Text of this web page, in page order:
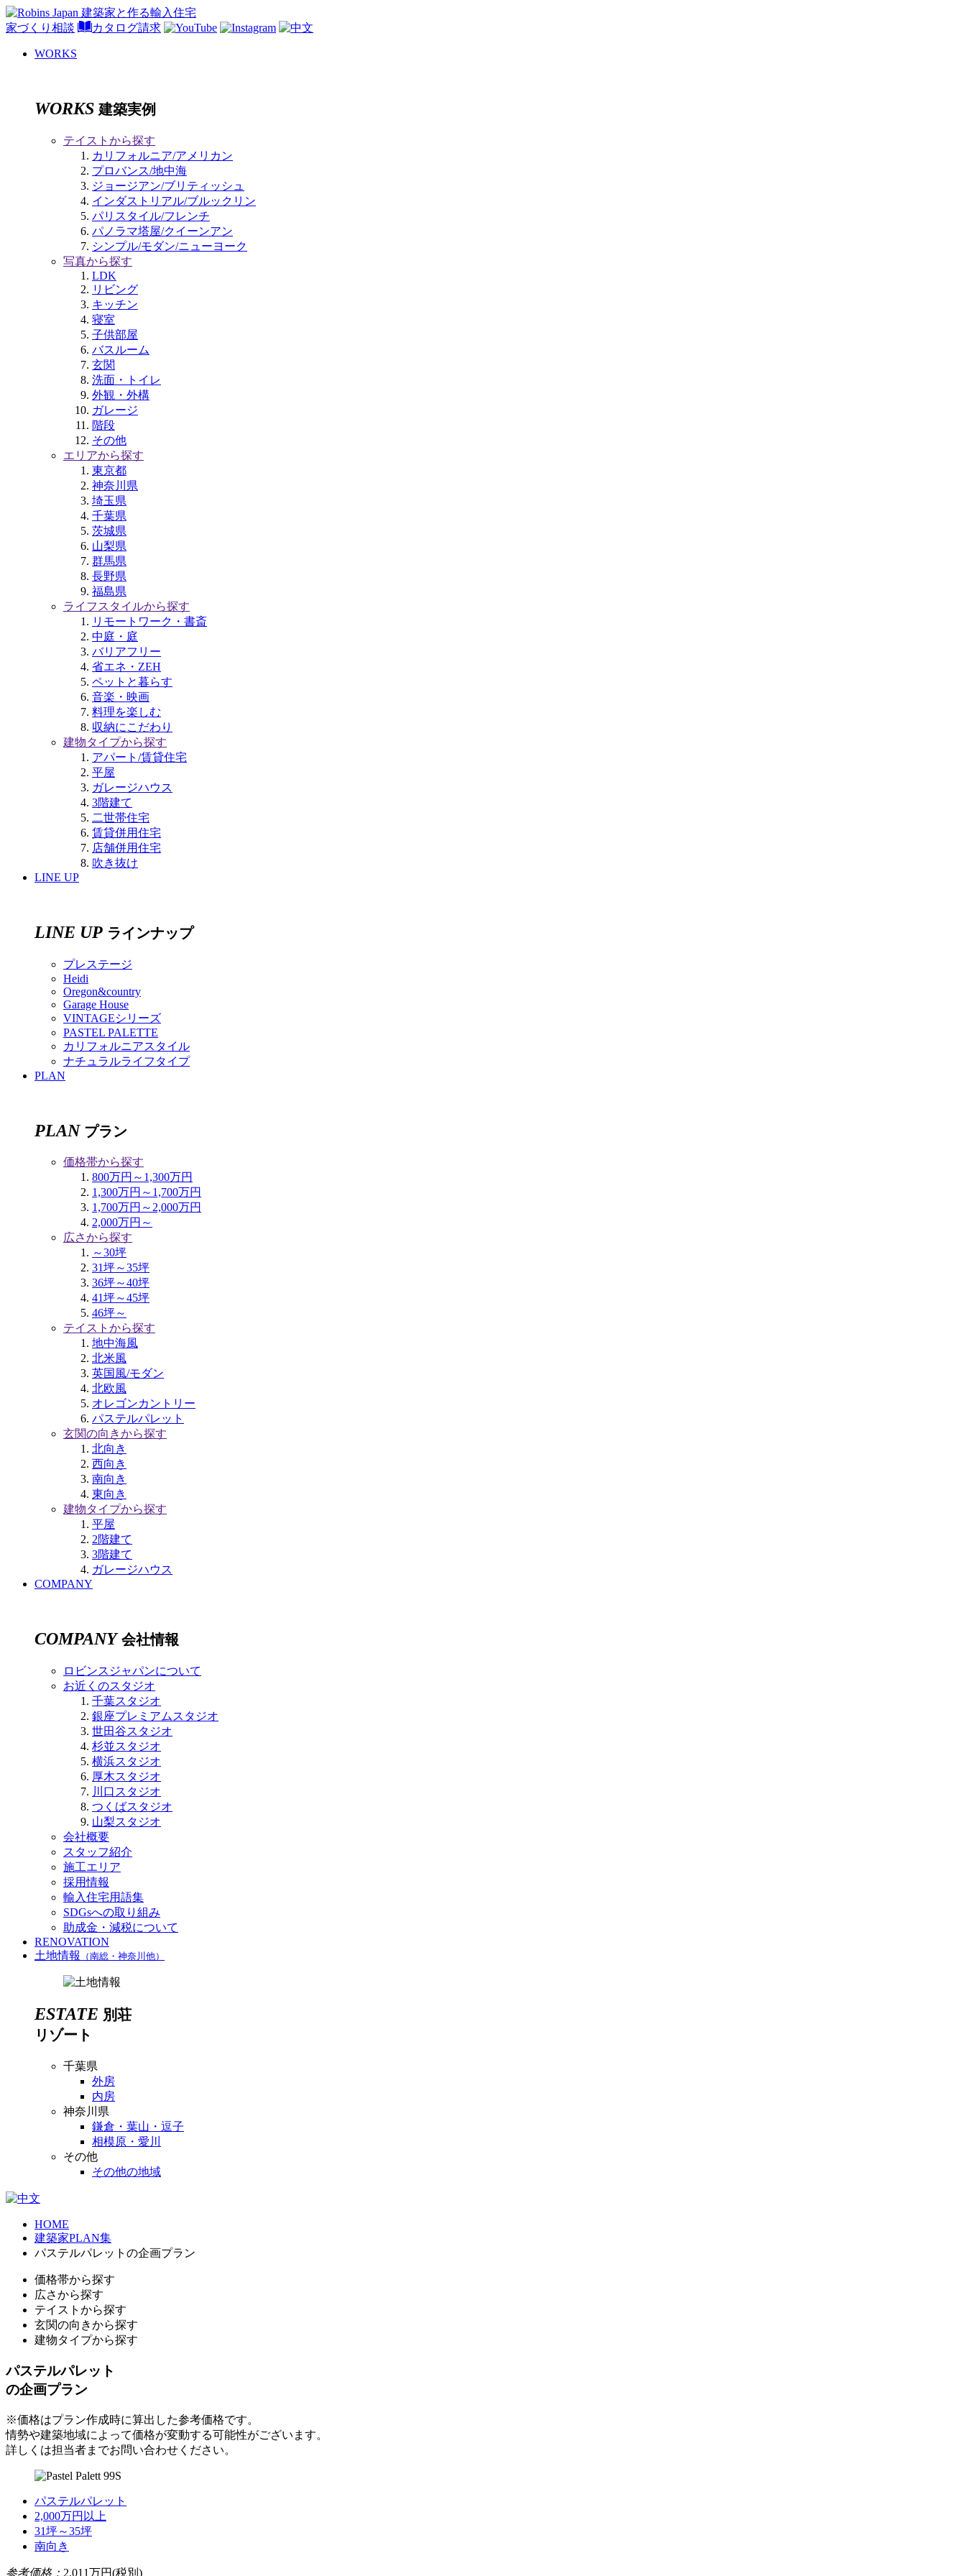
家づくり相談 カタログ請求
WORKS
WORKS 建築実例
テイストから探す
カリフォルニア/アメリカン
プロバンス/地中海
ジョージアン/ブリティッシュ
インダストリアル/ブルックリン
パリスタイル/フレンチ
パノラマ塔屋/クイーンアン
シンプル/モダン/ニューヨーク
写真から探す
LDK
リビング
キッチン
寝室
子供部屋
バスルーム
玄関
洗面・トイレ
外観・外構
ガレージ
階段
その他
エリアから探す
東京都
神奈川県
埼玉県
千葉県
茨城県
山梨県
群馬県
長野県
福島県
ライフスタイルから探す
リモートワーク・書斎
中庭・庭
バリアフリー
省エネ・ZEH
ペットと暮らす
音楽・映画
料理を楽しむ
収納にこだわり
建物タイプから探す
アパート/賃貸住宅
平屋
ガレージハウス
3階建て
二世帯住宅
賃貸併用住宅
店舗併用住宅
吹き抜け
LINE UP
LINE UP ラインナップ
プレステージ
Heidi
Oregon&country
Garage House
VINTAGEシリーズ
PASTEL PALETTE
カリフォルニアスタイル
ナチュラルライフタイプ
PLAN
PLAN プラン
価格帯から探す
800万円～1,300万円
1,300万円～1,700万円
1,700万円～2,000万円
2,000万円～
広さから探す
～30坪
31坪～35坪
36坪～40坪
41坪～45坪
46坪～
テイストから探す
地中海風
北米風
英国風/モダン
北欧風
オレゴンカントリー
パステルパレット
玄関の向きから探す
北向き
西向き
南向き
東向き
建物タイプから探す
平屋
2階建て
3階建て
ガレージハウス
COMPANY
COMPANY 会社情報
ロビンスジャパンについて
お近くのスタジオ
千葉スタジオ
銀座プレミアムスタジオ
世田谷スタジオ
杉並スタジオ
横浜スタジオ
厚木スタジオ
川口スタジオ
つくばスタジオ
山梨スタジオ
会社概要
スタッフ紹介
施工エリア
採用情報
輸入住宅用語集
SDGsへの取り組み
助成金・減税について
RENOVATION
土地情報
（南総・神奈川他）
ESTATE 別荘
リゾート
千葉県
外房
内房
神奈川県
鎌倉・葉山・逗子
相模原・愛川
その他
その他の地域
HOME
建築家PLAN集
パステルパレットの企画プラン
価格帯から探す
広さから探す
テイストから探す
玄関の向きから探す
建物タイプから探す
パステルパレット
の企画プラン
※価格はプラン作成時に算出した参考価格です。
情勢や建築地域によって価格が変動する可能性がございます。
詳しくは担当者までお問い合わせください。
パステルパレット
2,000万円以上
31坪～35坪
南向き
参考価格： 2,011万円(税別)